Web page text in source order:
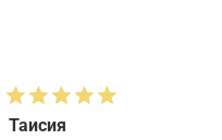
Таисия